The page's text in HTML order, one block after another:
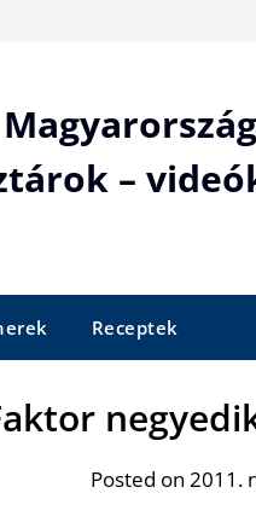
–
Receptek
Posted on 2011.